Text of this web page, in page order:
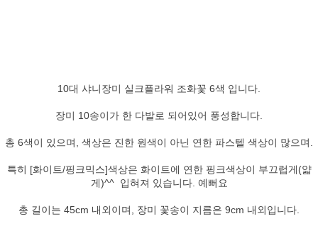
10대 샤니장미 실크플라워 조화꽃 6색 입니다.
장미 10송이가 한 다발로 되어있어 풍성합니다.
총 6색이 있으며, 색상은 진한 원색이 아닌 연한 파스텔 색상이 많으며.
특히 [화이트/핑크믹스]색상은 화이트에 연한 핑크색상이 부끄럽게(얇
게)^^ 입혀져 있습니다. 예뻐요
총 길이는 45cm 내외이며, 장미 꽃송이 지름은 9cm 내외입니다.